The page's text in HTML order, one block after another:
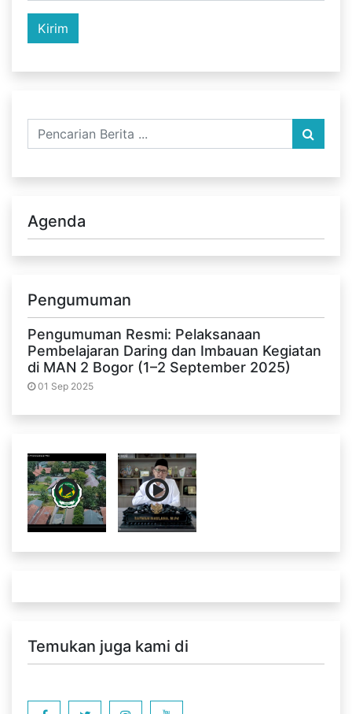
Agenda
Pengumuman
Pengumuman Resmi: Pelaksanaan
Pembelajaran Daring dan Imbauan Kegiatan
di MAN 2 Bogor (1–2 September 2025)
01 Sep 2025
Temukan juga kami di